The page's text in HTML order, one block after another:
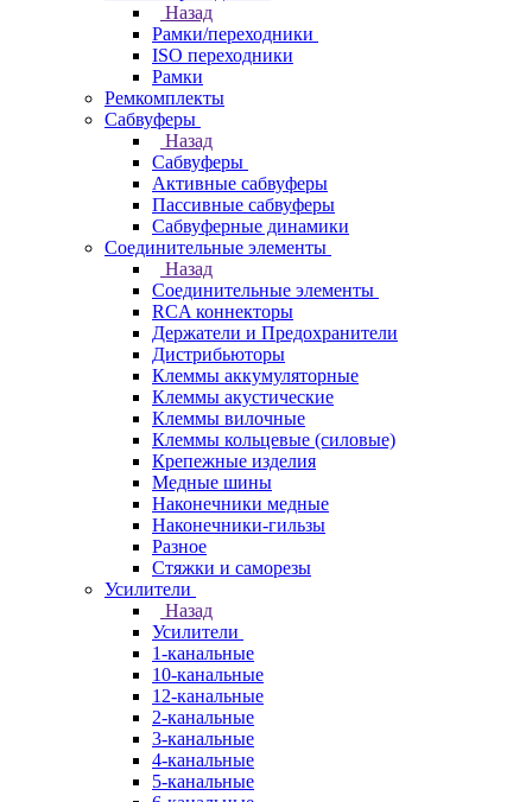
Назад
Рамки/переходники
ISO переходники
Рамки
Ремкомплекты
Сабвуферы
Назад
Сабвуферы
Активные сабвуферы
Пассивные сабвуферы
Сабвуферные динамики
Соединительные элементы
Назад
Соединительные элементы
RCA коннекторы
Держатели и Предохранители
Дистрибьюторы
Клеммы аккумуляторные
Клеммы акустические
Клеммы вилочные
Клеммы кольцевые (силовые)
Крепежные изделия
Медные шины
Наконечники медные
Наконечники-гильзы
Разное
Стяжки и саморезы
Усилители
Назад
Усилители
1-канальные
10-канальные
12-канальные
2-канальные
3-канальные
4-канальные
5-канальные